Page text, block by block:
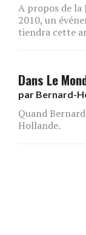
A propos de la
2010, un
tiendra cette
Dans Le
par Bernard-
Quand
Hollande.